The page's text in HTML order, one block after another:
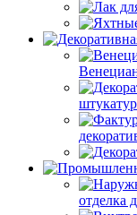
отделка